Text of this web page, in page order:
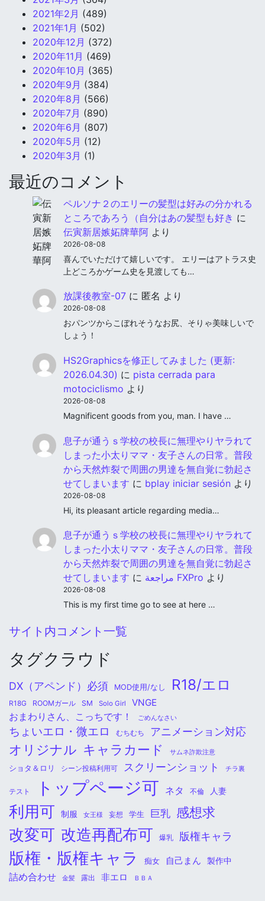
2021年2月 (489)
2021年1月 (502)
2020年12月 (372)
2020年11月 (469)
2020年10月 (365)
2020年9月 (384)
2020年8月 (566)
2020年7月 (890)
2020年6月 (807)
2020年5月 (12)
2020年3月 (1)
最近のコメント
ペルソナ２のエリーの髪型は好みの分かれる
ところであろう（自分はあの髪型も好き に
伝寅新居嫉妬牌華阿 より
2026-08-08
喜んでいただけて嬉しいです。 エリーはアトラス史
上どころかゲーム史を見渡しても…
放課後教室-07 に 匿名 より
2026-08-08
おパンツからこぼれそうなお尻、そりゃ美味しいで
しょう！
HS2Graphicsを修正してみました (更新:
2026.04.30) に pista cerrada para
motociclismo より
2026-08-08
Magnificent goods from you, man. I have …
息子が通うｓ学校の校長に無理やりヤラれて
しまった小太りママ・友子さんの日常。普段
から天然炸裂で周囲の男達を無自覚に勃起さ
せてしまいます に bplay iniciar sesión より
2026-08-08
Hi, its pleasant article regarding media…
息子が通うｓ学校の校長に無理やりヤラれて
しまった小太りママ・友子さんの日常。普段
から天然炸裂で周囲の男達を無自覚に勃起さ
せてしまいます に مراجعة FXPro より
2026-08-08
This is my first time go to see at here …
サイト内コメント一覧
タグクラウド
DX（アペンド）必須 MOD使用/なし R18/エロ
R18G ROOMガール SM Solo Girl VNGE
おまわりさん、こっちです！ ごめんなさい
ちょいエロ・微エロ むちむち アニメーション対応
オリジナル キャラカード サムネ詐欺注意
ショタ＆ロリ シーン投稿利用可 スクリーンショット チラ裏
テスト トップページ可 ネタ 不倫 人妻
利用可 制服 女王様 妄想 学生 巨乳 感想求
改変可 改造再配布可 爆乳 版権キャラ
版権・版権キャラ 痴女 自己まん 製作中
詰め合わせ 金髪 露出 非エロ ＢＢＡ